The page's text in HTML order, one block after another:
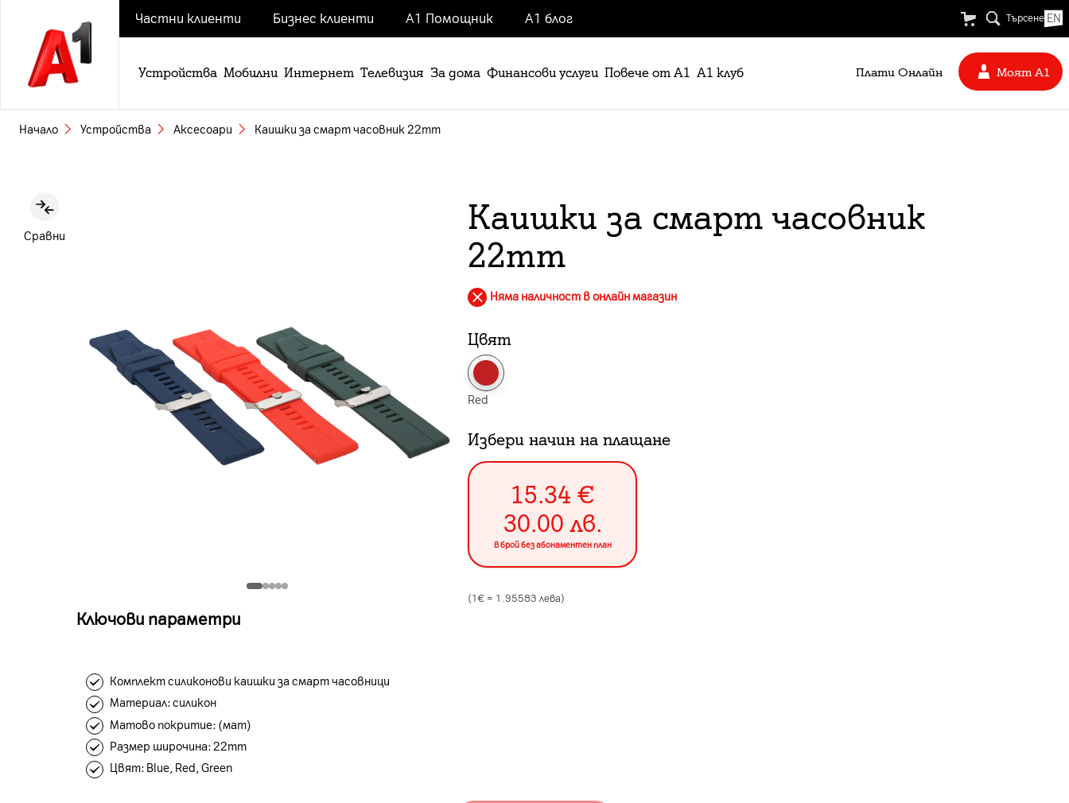
Частни клиенти Бизнес клиенти А1 Помощник А1 блог Търсене EN
Устройства Мобилни Интернет Телевизия За дома Финансови услуги Повече от А1 А1 клуб Плати Oнлайн Моят А1
Начало Устройства Аксесоари Каишки за смарт часовник 22mm
Сравни
Ключови параметри
Комплект силиконови каишки за смарт часовници
Материал: силикон
Матово покритие: (мат)
Размер широчина: 22mm
Цвят: Blue, Red, Green
Каишки за смарт часовник
22mm
Няма наличност в онлайн магазин
Цвят
Red
Избери начин на плащане
15.34 €
30.00 лв.
в брой без абонаментен план
(1€ = 1.95583 лева)